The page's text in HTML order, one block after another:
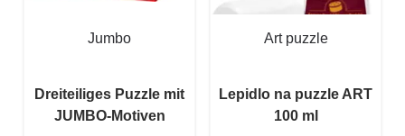
Jumbo
Dreiteiliges Puzzle mit
JUMBO-Motiven
Art puzzle
Lepidlo na puzzle ART
100 ml